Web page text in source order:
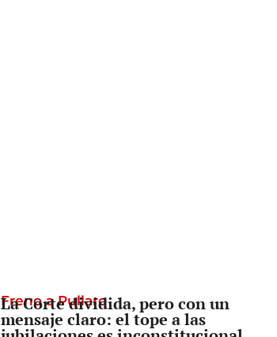
Freno a Pullaro
La Corte dividida, pero con un
mensaje claro: el tope a las